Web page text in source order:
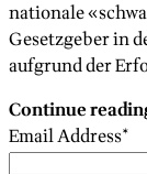
nationale
Gesetzgeber in
aufgrund der
Continue
Email Address*